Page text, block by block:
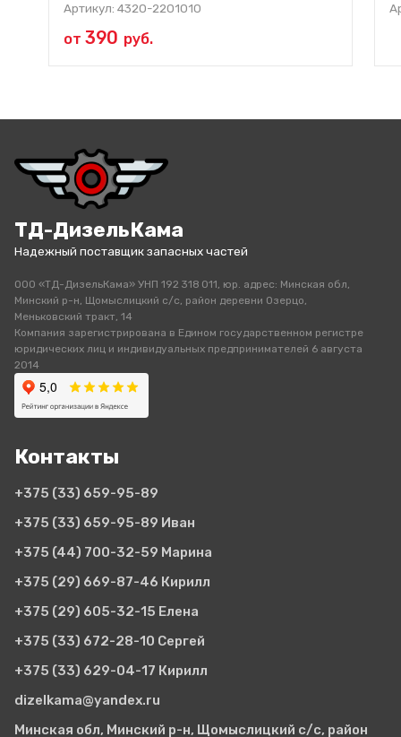
Артикул: 4320-2201010
от 390 руб.
ТД-ДизельКама
Надежный поставщик запасных частей
ООО «ТД-ДизельКама» УНП 192 318 011, юр. адрес: Минская обл,
Минский р-н, Щомыслицкий с/с, район деревни Озерцо,
Меньковский тракт, 14
Компания зарегистрирована в Едином государственном регистре
юридических лиц и индивидуальных предпринимателей 6 августа
2014
Контакты
+375 (33) 659-95-89
+375 (33) 659-95-89 Иван
+375 (44) 700-32-59 Марина
+375 (29) 669-87-46 Кирилл
+375 (29) 605-32-15 Елена
+375 (33) 672-28-10 Сергей
+375 (33) 629-04-17 Кирилл
dizelkama@yandex.ru
Минская обл, Минский р-н, Щомыслицкий с/с, район